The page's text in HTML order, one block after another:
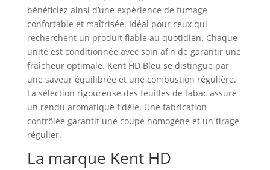
bénéficiez ainsi d’une expérience de fumage
confortable et maîtrisée. Idéal pour ceux qui
recherchent un produit fiable au quotidien. Chaque
unité est conditionnée avec soin afin de garantir une
fraîcheur optimale. Kent HD Bleu se distingue par
une saveur équilibrée et une combustion régulière.
La sélection rigoureuse des feuilles de tabac assure
un rendu aromatique fidèle. Une fabrication
contrôlée garantit une coupe homogène et un tirage
régulier.
La marque Kent HD